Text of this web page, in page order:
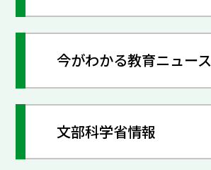
今がわかる教育ニュース
文部科学省情報